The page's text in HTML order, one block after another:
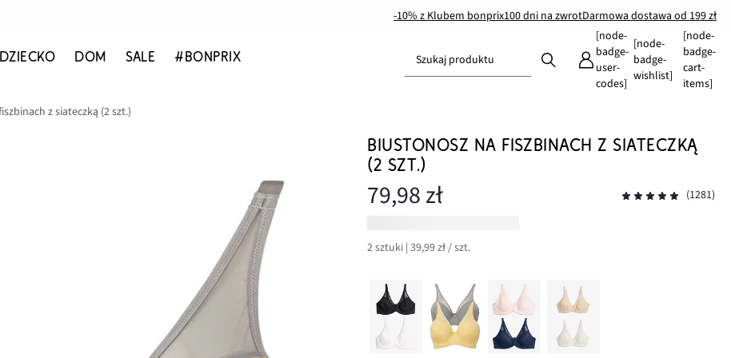
-10% z Klubem bonprix100 dni na zwrotDarmowa dostawa od 199 zł
DZIECKO DOM SALE #BONPRIX Szukaj produktu
[node-
badge-
user-
codes]
[node-
badge-
wishlist]
[node-
badge-
cart-
items]
z siateczką (2 szt.)
BIUSTONOSZ NA FISZBINACH Z SIATECZKĄ
(2 SZT.)
79,98 zł (1281)
2 sztuki | 39,99 zł / szt.